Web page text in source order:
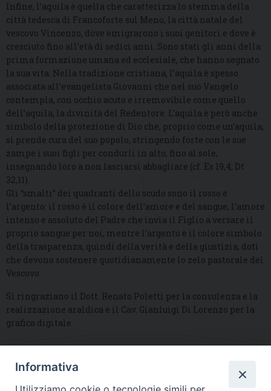
Infine, l’aquila è quella che caratterizza lo stemma della
città tedesca di Francoforte sul Meno, la città natale del
vescovo Vincenzo, dove emigrarono i suoi genitori e dove è
cresciuto fino all’età di sedici anni. Sono stati gli anni della
prima formazione umana ed ecclesiale, che hanno segnato
la sua vita. Nella tradizione cristiana, l’aquila è spesso
associata all’evangelista Giovanni che nel suo Vangelo
contempla, con occhio acuto e irremovibile come quello
dell’aquila, la divinità del Redentore. L’aquila è però anche
simbolo della protezione di Dio che, proprio come un’aquila,
si prende cura del suo popolo, stringendo forte con le sue
zampe i suoi figli per condurli in alto, fino al sole,
insegnando loro a non lasciarsi abbagliare (cf. Es 19,4; Dt
32,11).
Gli “smalti” dei quadranti dello scudo sono il rosso e
l’argento: il rosso è il colore dell’amore e del sangue, l’amore
intenso e assoluto del Padre che invia il Figlio a versare il
proprio sangue per noi, mentre l’argento è il colore simbolo
della trasparenza, quindi della verità e della giustizia, doti
che devono sostenere quotidianamente lo zelo pastorale del
Vescovo.
Si ringraziano il Dott. Renato Poletti per la consulenza e la
realizzazione araldica e il Cav. Gianluigi Di Lorenzo per la
grafica digitale.
DIOCESI SUBURBICARIA DI ALBANO
Informativa